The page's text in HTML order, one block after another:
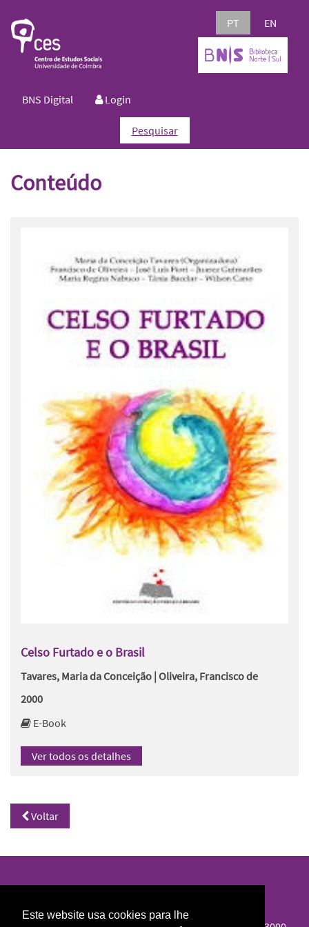
Este website usa cookies para lhe
PT EN
BNS Digital Login
Pesquisar
Conteúdo
Celso Furtado e o Brasil
Tavares, Maria da Conceição | Oliveira, Francisco de
2000
E-Book
Ver todos os detalhes
Voltar